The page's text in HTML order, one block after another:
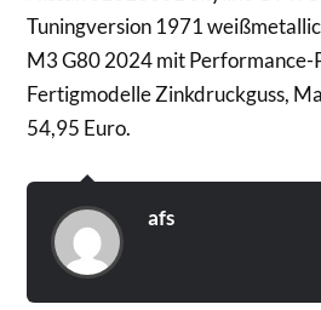
Tuningversion 1971
M3 G80 2024 mit Performance-
Fertigmodelle Zinkdruckguss,
54,95 Euro.
afs